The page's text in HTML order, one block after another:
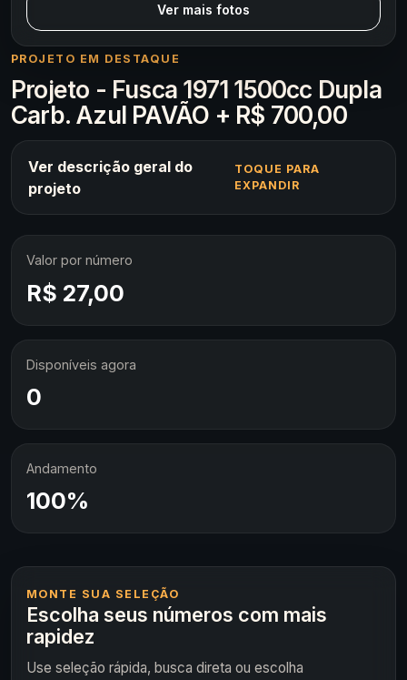
Ver mais fotos
PROJETO EM DESTAQUE
Projeto - Fusca 1971 1500cc Dupla
Carb. Azul PAVÃO + R$ 700,00
Ver descrição geral do
projeto
TOQUE PARA
EXPANDIR
Valor por número
R$ 27,00
Disponíveis agora
0
Andamento
100%
MONTE SUA SELEÇÃO
Escolha seus números com mais
rapidez
Use seleção rápida, busca direta ou escolha